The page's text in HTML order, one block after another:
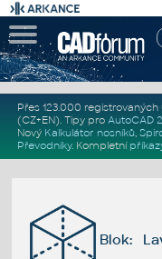
Přes 123.000 registrovaných
(CZ+EN). Tipy pro AutoCAD
Nový Kalkulátor nosníků,
Převodníky. Kompletní
Blok: